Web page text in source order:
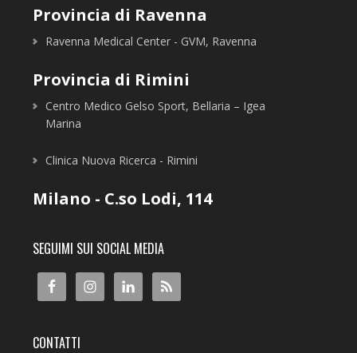
Provincia di Ravenna
Ravenna Medical Center - GVM, Ravenna
Provincia di Rimini
Centro Medico Gelso Sport, Bellaria – Igea
Marina
Clinica Nuova Ricerca - Rimini
Milano - C.so Lodi, 114
SEGUIMI SUI SOCIAL MEDIA
CONTATTI